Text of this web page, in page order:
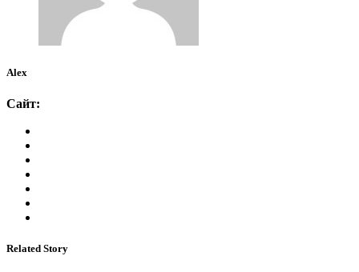
Alex
Сайт:
Related Story